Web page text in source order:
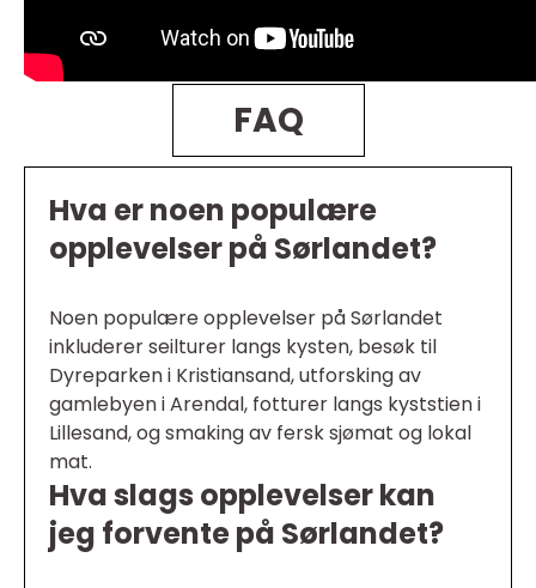
FAQ
Hva er noen populære
opplevelser på Sørlandet?
Noen populære opplevelser på Sørlandet
inkluderer seilturer langs kysten, besøk til
Dyreparken i Kristiansand, utforsking av
gamlebyen i Arendal, fotturer langs kyststien i
Lillesand, og smaking av fersk sjømat og lokal
mat.
Hva slags opplevelser kan
jeg forvente på Sørlandet?